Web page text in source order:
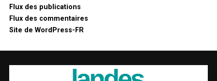
Flux des publications
Flux des commentaires
Site de WordPress-FR